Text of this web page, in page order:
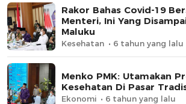
Rakor Bahas Covid-19
Menteri, Ini Yang
Maluku
Kesehatan 6 tahun yang lalu
Menko PMK: Utamakan
Kesehatan Di Pasar
Ekonomi 6 tahun yang lalu